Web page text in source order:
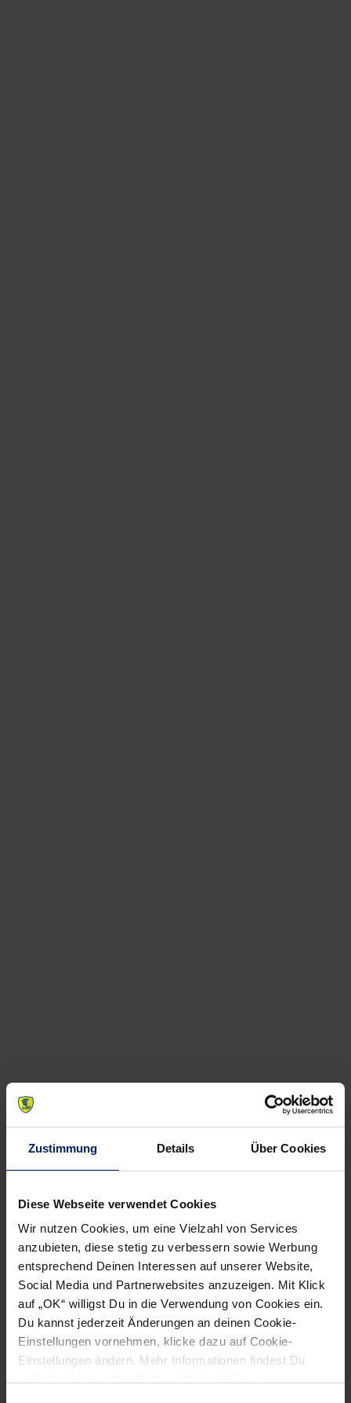
Zustimmung Details Über Cookies
Diese Webseite verwendet Cookies
Wir nutzen Cookies, um eine Vielzahl von Services
anzubieten, diese stetig zu verbessern sowie Werbung
entsprechend Deinen Interessen auf unserer Website,
Social Media und Partnerwebsites anzuzeigen. Mit Klick
auf „OK“ willigst Du in die Verwendung von Cookies ein.
Du kannst jederzeit Änderungen an deinen Cookie-
Einstellungen vornehmen, klicke dazu auf Cookie-
Einstellungen ändern. Mehr Informationen findest Du